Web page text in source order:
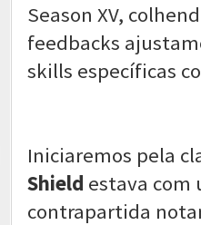
Season XV,
feedbacks
skills específicas
Iniciaremos pela
Shield estava com
contrapartida